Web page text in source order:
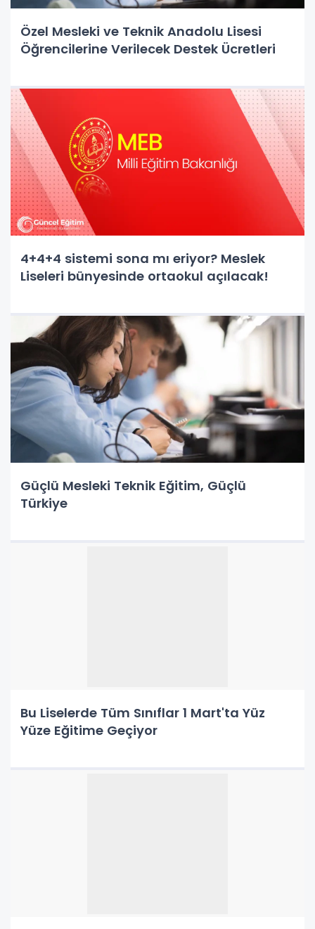
Özel Mesleki ve Teknik Anadolu Lisesi
Öğrencilerine Verilecek Destek Ücretleri
4+4+4 sistemi sona mı eriyor? Meslek
Liseleri bünyesinde ortaokul açılacak!
Güçlü Mesleki Teknik Eğitim, Güçlü
Türkiye
Bu Liselerde Tüm Sınıflar 1 Mart'ta Yüz
Yüze Eğitime Geçiyor